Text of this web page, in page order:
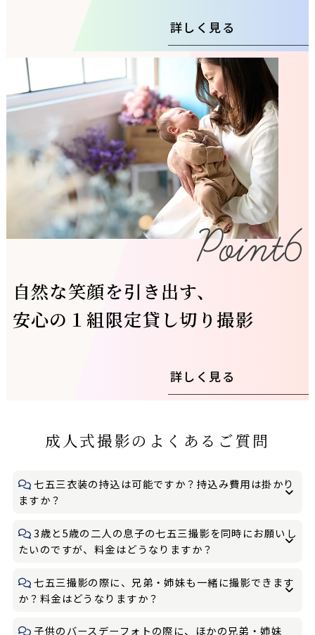
詳しく見る
自然な笑顔を引き出す、
安心の１組限定貸し切り撮影
詳しく見る
成人式撮影のよくあるご質問
七五三衣装の持込は可能ですか？持込み費用は掛かり
ますか？
3歳と5歳の二人の息子の七五三撮影を同時にお願いし
たいのですが、料金はどうなりますか？
七五三撮影の際に、兄弟・姉妹も一緒に撮影できます
か？料金はどうなりますか？
子供のバースデーフォトの際に、ほかの兄弟・姉妹